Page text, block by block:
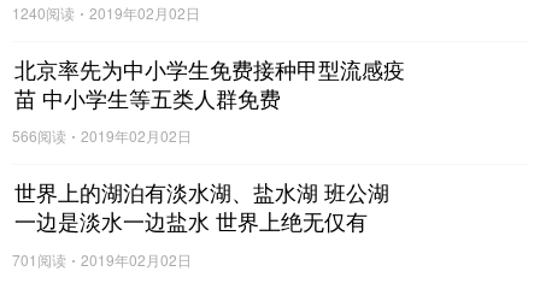
1240阅读 2019年02月02日
北京率先为中小学生免费接种甲型流感疫
苗 中小学生等五类人群免费
566阅读 2019年02月02日
世界上的湖泊有淡水湖、盐水湖 班公湖
一边是淡水一边盐水 世界上绝无仅有
701阅读 2019年02月02日